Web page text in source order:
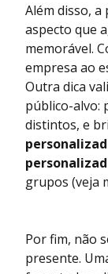
Além disso,
aspecto que
memorável.
empresa ao
Outra dica
público-alvo:
distintos, e
grupos (veja
Por fim, não
presente.